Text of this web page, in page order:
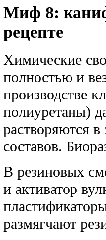
Миф 8:
рецепте
Химические
полностью и
производстве
полиуретаны)
растворяются
составов.
В резиновых
и активатор
размягчают